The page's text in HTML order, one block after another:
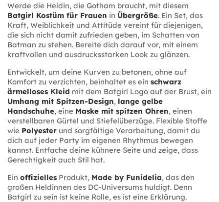
Werde die Heldin, die Gotham braucht, mit diesem
Batgirl Kostüm für Frauen in Übergröße. Ein Set, das
Kraft, Weiblichkeit und Attitüde vereint für diejenigen,
die sich nicht damit zufrieden geben, im Schatten von
Batman zu stehen. Bereite dich darauf vor, mit einem
kraftvollen und ausdrucksstarken Look zu glänzen.
Entwickelt, um deine Kurven zu betonen, ohne auf
Komfort zu verzichten, beinhaltet es ein schwarz
ärmelloses Kleid mit dem Batgirl Logo auf der Brust, ein
Umhang mit Spitzen-Design, lange gelbe
Handschuhe, eine Maske mit spitzen Ohren, einen
verstellbaren Gürtel und Stiefelüberzüge. Flexible Stoffe
wie Polyester und sorgfältige Verarbeitung, damit du
dich auf jeder Party im eigenen Rhythmus bewegen
kannst. Entfache deine kühnere Seite und zeige, dass
Gerechtigkeit auch Stil hat.
Ein offizielles Produkt, Made by Funidelia, das den
großen Heldinnen des DC-Universums huldigt. Denn
Batgirl zu sein ist keine Rolle, es ist eine Erklärung.